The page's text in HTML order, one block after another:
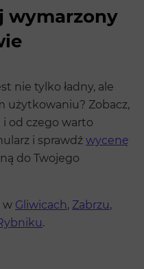
wymarzony
nie tylko ładny, ale
użytkowaniu? Zobacz,
od czego warto
i sprawdź wycenę
do Twojego
w Gliwicach, Zabrzu,
.